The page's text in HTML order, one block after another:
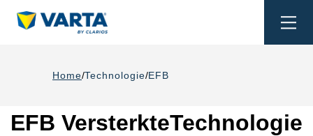
Home Technologie EFB
EFB VersterkteTechnologie